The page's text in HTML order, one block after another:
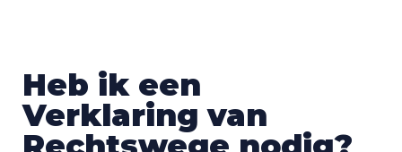
Heb ik een
Verklaring van